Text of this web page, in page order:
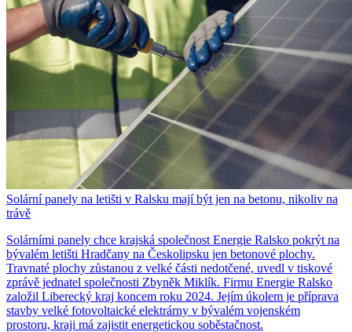
Solární panely na letišti v Ralsku mají být jen na betonu, nikoliv na
trávě
Solárními panely chce krajská společnost Energie Ralsko pokrýt na
bývalém letišti Hradčany na Českolipsku jen betonové plochy.
Travnaté plochy zůstanou z velké části nedotčené, uvedl v tiskové
zprávě jednatel společnosti Zbyněk Miklík. Firmu Energie Ralsko
založil Liberecký kraj koncem roku 2024. Jejím úkolem je příprava
stavby velké fotovoltaické elektrárny v bývalém vojenském
prostoru, kraji má zajistit energetickou soběstačnost.